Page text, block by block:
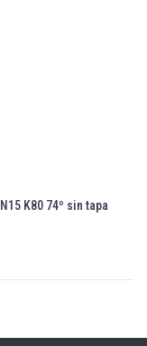
K80 74º sin tapa